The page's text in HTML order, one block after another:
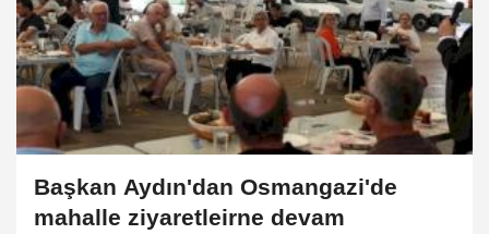
Başkan Aydın'dan Osmangazi'de
mahalle ziyaretleirne devam